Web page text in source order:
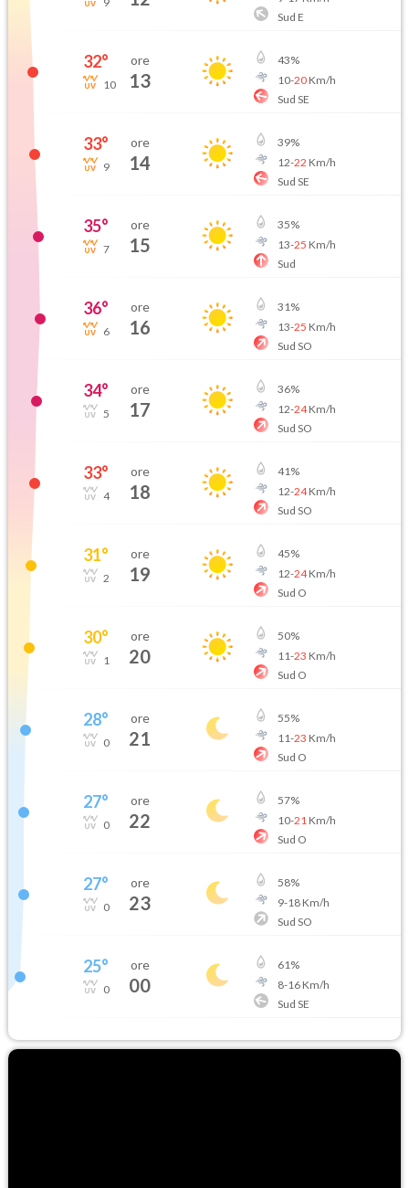
Sud E
32°
10
ore
13
43%
10-20Km/h
Sud SE
33°
9
ore
14
39%
12-22 Km/h
Sud SE
35°
7
ore
15
35%
13-25 Km/h
Sud
36°
6
ore
16
31%
13-25 Km/h
Sud SO
34°
5
ore
17
36%
12-24Km/h
Sud SO
33°
4
ore
18
41%
12-24Km/h
Sud SO
31°
2
ore
19
45%
12-24Km/h
Sud O
30°
1
ore
20
50%
11-23 Km/h
Sud O
28°
0
ore
21
55%
11-23 Km/h
Sud O
27°
0
ore
22
57%
10-21 Km/h
Sud O
27°
0
ore
23
58%
9-18Km/h
Sud SO
25°
0
ore
00
61%
8-16Km/h
Sud SE